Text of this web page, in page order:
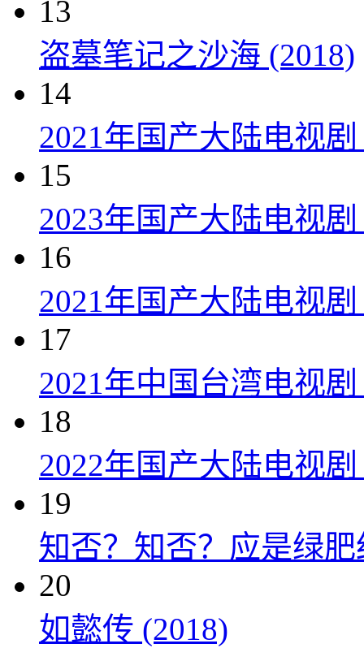
13
盗墓笔记之沙海 (2018)
14
2021年国产大陆电视
15
2023年国产大陆电视
16
2021年国产大陆电视
17
2021年中国台湾电视
18
2022年国产大陆电视
19
知否？知否？应是绿肥
20
如懿传 (2018)